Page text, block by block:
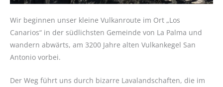
Wir beginnen unser kleine Vulkanroute im Ort „Los
Canarios“ in der südlichsten Gemeinde von La Palma und
wandern abwärts, am 3200 Jahre alten Vulkankegel San
Antonio vorbei.
Der Weg führt uns durch bizarre Lavalandschaften, die im